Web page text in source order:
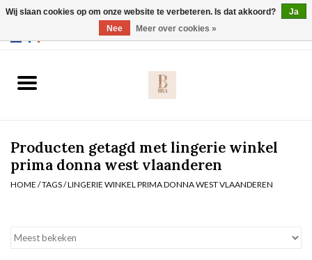
Slip
Body
Producten getagd met lingerie winkel
prima donna west vlaanderen
HOME /TAGS/LINGERIE WINKEL PRIMA DONNA WEST VLAANDEREN
Wij slaan cookies op om onze website te verbeteren. Is dat akkoord?
Ja
Nee
Meer over cookies »
Webshop werkt met EU maten. .